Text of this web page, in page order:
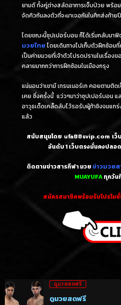
ยามดี ทั้งคู่ต่างสลัดอาการเจ็บป่วย พร้อ
จัดคิวกันลงตัวที่จะมาเจอกันในศึกส่งท้าย
โดยขณะนี้ซุปเปอร์บอน ก็ได้เริ่มกลับมา
มวยไทย โดยเดินทางไปเก็บตัวฝึกซ้อม
เป็นค่ายมวยที่เจ้าตัวโปรดปรานในเรื่อง
คลายมากกว่าการฝึกซ้อมในเมืองกรุง
แน่นอนว่าเขามี เทรนเนอร์เก คอยตามติด
เคย ซึ่งครั้งนี้ แว่วๆมาว่าซุปเปอร์บอน แ
อาวุธเด็ดเคล็ดลับไว้รอรับผู้ท้าชิงจมแกร่
แล้ว
สนับสนุนโดย ufa88svip.comเว็
อันดับ 1เว็บตรงมั่นคงปลอ
ติดตามข่าวสารกีฬา มวย ข่าวมวยส
MUAYUFAทุกวัน
สมัครสมาชิคพร้อมรับโปรโม
ดูมวยสดฟรี
ดูมวยสดฟรี